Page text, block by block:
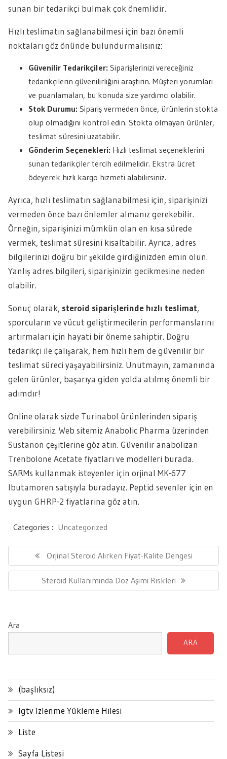
sunan bir tedarikçi bulmak çok önemlidir.
Hızlı teslimatın sağlanabilmesi için bazı önemli
noktaları göz önünde bulundurmalısınız:
Güvenilir Tedarikçiler: Siparişlerinizi vereceğiniz
tedarikçilerin güvenilirliğini araştırın. Müşteri yorumları
ve puanlamaları, bu konuda size yardımcı olabilir.
Stok Durumu: Sipariş vermeden önce, ürünlerin stokta
olup olmadığını kontrol edin. Stokta olmayan ürünler,
teslimat süresini uzatabilir.
Gönderim Seçenekleri: Hızlı teslimat seçeneklerini
sunan tedarikçiler tercih edilmelidir. Ekstra ücret
ödeyerek hızlı kargo hizmeti alabilirsiniz.
Ayrıca, hızlı teslimatın sağlanabilmesi için, siparişinizi
vermeden önce bazı önlemler almanız gerekebilir.
Örneğin, siparişinizi mümkün olan en kısa sürede
vermek, teslimat süresini kısaltabilir. Ayrıca, adres
bilgilerinizi doğru bir şekilde girdiğinizden emin olun.
Yanlış adres bilgileri, siparişinizin gecikmesine neden
olabilir.
Sonuç olarak, steroid siparişlerinde hızlı teslimat,
sporcuların ve vücut geliştirmecilerin performanslarını
artırmaları için hayati bir öneme sahiptir. Doğru
tedarikçi ile çalışarak, hem hızlı hem de güvenilir bir
teslimat süreci yaşayabilirsiniz. Unutmayın, zamanında
gelen ürünler, başarıya giden yolda atılmış önemli bir
adımdır!
Online olarak sizde Turinabol ürünlerinden sipariş
verebilirsiniz. Web sitemiz Anabolic Pharma üzerinden
Sustanon çeşitlerine göz atın. Güvenilir anabolizan
Trenbolone Acetate fiyatları ve modelleri burada.
SARMs kullanmak isteyenler için orjinal MK-677
Ibutamoren satışıyla buradayız. Peptid sevenler için en
uygun GHRP-2 fiyatlarına göz atın.
Categories : Uncategorized
gezinmesi
Previous
Post:
Orjinal Steroid Alırken Fiyat-Kalite Dengesi
Next
Post:
Steroid Kullanımında Doz Aşımı Riskleri
Ara
ARA
(başlıksız)
Igtv Izlenme Yükleme Hilesi
Liste
Sayfa Listesi